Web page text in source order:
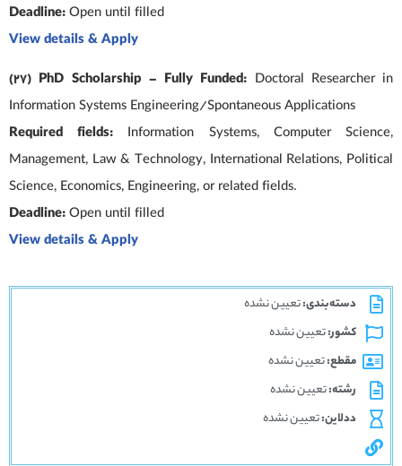
Deadline:Open until filled
View details & Apply
(27) PhD Scholarship – Fully Funded: Doctoral Researcher in
Information Systems Engineering/Spontaneous Applications
Required fields: Information Systems, Computer Science,
Management, Law & Technology, International Relations, Political
Science, Economics, Engineering, or related fields.
Deadline:Open until filled
View details & Apply
دسته‌بندی:تعیین نشده
کشور:تعیین نشده
مقطع:تعیین نشده
رشته:تعیین نشده
ددلاین:تعیین نشده